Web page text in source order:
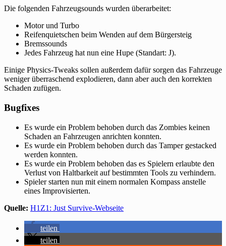
Die folgenden Fahrzeugsounds wurden überarbeitet:
Motor und Turbo
Reifenquietschen beim Wenden auf dem Bürgersteig
Bremssounds
Jedes Fahrzeug hat nun eine Hupe (Standart: J).
Einige Physics-Tweaks sollen außerdem dafür sorgen das Fahrzeuge
weniger überraschend explodieren, dann aber auch den korrekten
Schaden zufügen.
Bugfixes
Es wurde ein Problem behoben durch das Zombies keinen
Schaden an Fahrzeugen anrichten konnten.
Es wurde ein Problem behoben durch das Tamper gestacked
werden konnten.
Es wurde ein Problem behoben das es Spielern erlaubte den
Verlust von Haltbarkeit auf bestimmten Tools zu verhindern.
Spieler starten nun mit einem normalen Kompass anstelle
eines Improvisierten.
Quelle: H1Z1: Just Survive-Webseite
teilen
teilen